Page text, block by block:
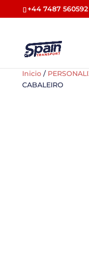
+44 7487 560592
Inicio/
CABALEIRO